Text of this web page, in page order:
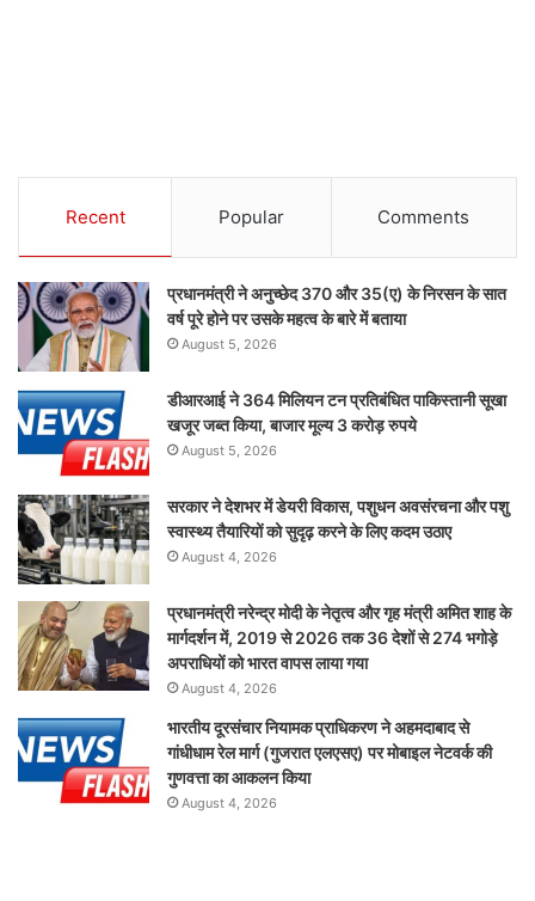
Recent Popular Comments
प्रधानमंत्री ने अनुच्छेद 370 और 35(ए) के निरसन के सात
वर्ष पूरे होने पर उसके महत्व के बारे में बताया
August 5, 2026
डीआरआई ने 364 मिलियन टन प्रतिबंधित पाकिस्तानी सूखा
खजूर जब्त किया, बाजार मूल्य 3 करोड़ रुपये
August 5, 2026
सरकार ने देशभर में डेयरी विकास, पशुधन अवसंरचना और पशु
स्वास्थ्य तैयारियों को सुदृढ़ करने के लिए कदम उठाए
August 4, 2026
प्रधानमंत्री नरेन्द्र मोदी के नेतृत्व और गृह मंत्री अमित शाह के
मार्गदर्शन में, 2019 से 2026 तक 36 देशों से 274 भगोड़े
अपराधियों को भारत वापस लाया गया
August 4, 2026
भारतीय दूरसंचार नियामक प्राधिकरण ने अहमदाबाद से
गांधीधाम रेल मार्ग (गुजरात एलएसए) पर मोबाइल नेटवर्क की
गुणवत्ता का आकलन किया
August 4, 2026